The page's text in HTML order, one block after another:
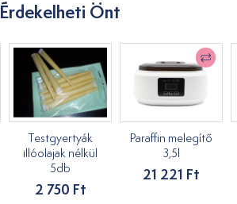
Érdekelheti Önt
Testgyertyák
illóolajak nélkül
5db
2 750 Ft
Paraffin melegítő
3,5l
21 221 Ft